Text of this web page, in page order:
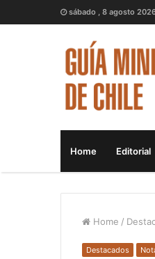
sábado , 8 agosto
Home Editorial
Home /
Destacados